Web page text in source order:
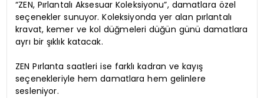
“ZEN, Pırlantalı Aksesuar Koleksiyonu”, damatlara özel
seçenekler sunuyor. Koleksiyonda yer alan pırlantalı
kravat, kemer ve kol düğmeleri düğün günü damatlara
ayrı bir şıklık katacak.
ZEN Pırlanta saatleri ise farklı kadran ve kayış
seçenekleriyle hem damatlara hem gelinlere
sesleniyor.